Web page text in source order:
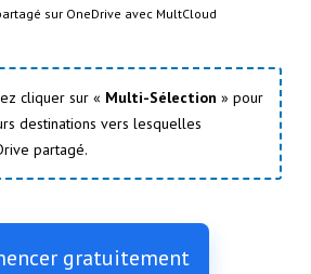
sur OneDrive avec MultCloud
cliquer sur « Multi-Sélection » pour
destinations vers lesquelles
partagé.
gratuitement